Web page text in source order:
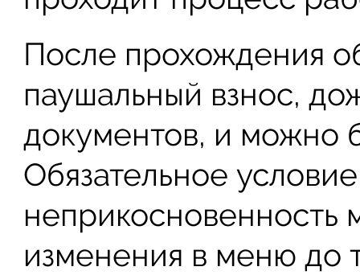
После прохождения
паушальный взнос,
документов, и можно
Обязательное
неприкосновенность
изменения в меню до